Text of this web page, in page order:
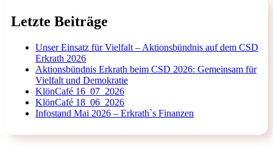
Letzte Beiträge
Unser Einsatz für Vielfalt – Aktionsbündnis auf dem CSD
Erkrath 2026
Aktionsbündnis Erkrath beim CSD 2026: Gemeinsam für
Vielfalt und Demokratie
KlönCafé 16_07_2026
KlönCafé 18_06_2026
Infostand Mai 2026 – Erkrath`s Finanzen